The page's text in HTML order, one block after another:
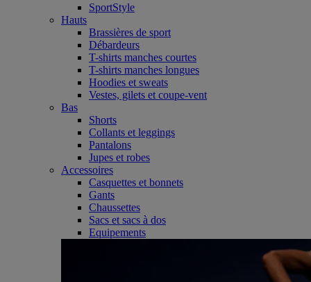
SportStyle
Hauts
Brassières de sport
Débardeurs
T-shirts manches courtes
T-shirts manches longues
Hoodies et sweats
Vestes, gilets et coupe-vent
Bas
Shorts
Collants et leggings
Pantalons
Jupes et robes
Accessoires
Casquettes et bonnets
Gants
Chaussettes
Sacs et sacs à dos
Equipements